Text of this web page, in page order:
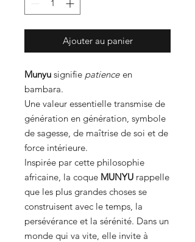
Ajouter au panier
Munyu signifie patience en
bambara.
Une valeur essentielle transmise de
génération en génération, symbole
de sagesse, de maîtrise de soi et de
force intérieure.
Inspirée par cette philosophie
africaine, la coque MUNYU rappelle
que les plus grandes choses se
construisent avec le temps, la
persévérance et la sérénité. Dans un
monde qui va vite, elle invite à